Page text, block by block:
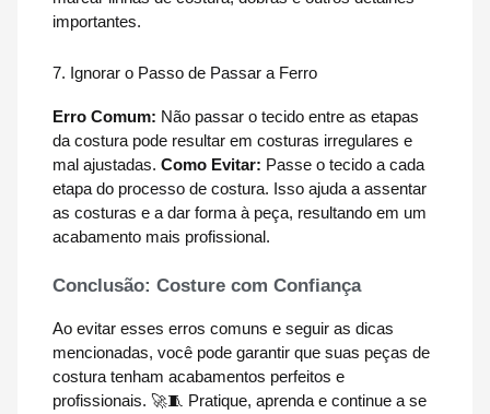
importantes.
7. Ignorar o Passo de Passar a Ferro
Erro Comum: Não passar o tecido entre as etapas
da costura pode resultar em costuras irregulares e
mal ajustadas. Como Evitar: Passe o tecido a cada
etapa do processo de costura. Isso ajuda a assentar
as costuras e a dar forma à peça, resultando em um
acabamento mais profissional.
Conclusão: Costure com Confiança
Ao evitar esses erros comuns e seguir as dicas
mencionadas, você pode garantir que suas peças de
costura tenham acabamentos perfeitos e
profissionais. 🚀🧵 Pratique, aprenda e continue a se